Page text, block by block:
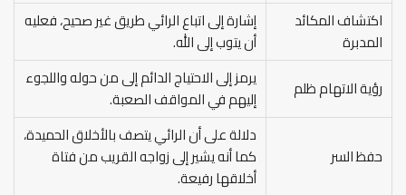
اكتشاف المكائد
المدبرة
إشارة إلى اتباع الرائي طريق غير صحيح، فعليه
أن يتوب إلى الله.
رؤية الاتهام ظلم
يرمز إلى الاحتياج الدائم إلى من حوله واللجوء
إليهم في المواقف الصعبة.
حفظ السر
دلالة على أن الرائي يتصف بالأخلاق الحميدة،
كما أنه يشير إلى زواجه القريب من فتاة
أخلاقها رفيعة.